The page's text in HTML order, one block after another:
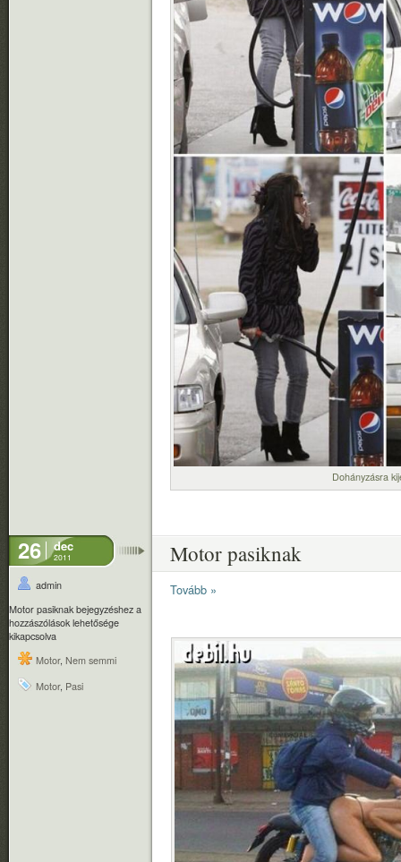
Dohányzásra
26 dec
2011
admin
Motor pasiknak bejegyzéshez a
hozzászólások lehetősége
kikapcsolva
Motor, Nem semmi
Motor, Pasi
Motor pasiknak
Tovább »